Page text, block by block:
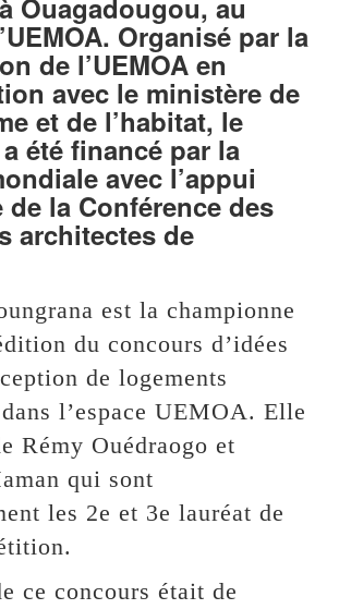
Organisé par la
de l’UEMOA en
avec le ministère de
et de l’habitat, le
été financé par la
avec l’appui
la Conférence des
architectes de
est la championne
du concours d’idées
de logements
l’espace UEMOA. Elle
Rémy Ouédraogo et
qui sont
les 2e et 3e lauréat de
ce concours était de